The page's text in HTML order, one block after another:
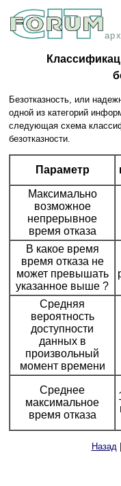
Безотказность, или
одной из категорий
следующая схема
безотказности.
Параметр
Максимально
возможное
непрерывное
время отказа
В какое время
время отказа не
может превышать
указанное выше ?
Средняя
вероятность
доступности
данных в
произвольный
момент времени
Среднее
максимальное
время отказа
Назад|